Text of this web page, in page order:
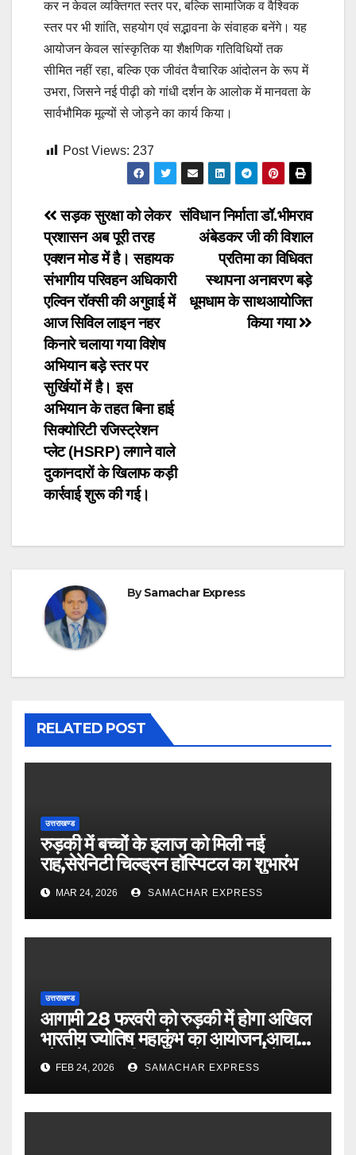
कर न केवल व्यक्तिगत स्तर पर, बल्कि सामाजिक व वैश्विक
स्तर पर भी शांति, सहयोग एवं सद्भावना के संवाहक बनेंगे। यह
आयोजन केवल सांस्कृतिक या शैक्षणिक गतिविधियों तक
सीमित नहीं रहा, बल्कि एक जीवंत वैचारिक आंदोलन के रूप में
उभरा, जिसने नई पीढ़ी को गांधी दर्शन के आलोक में मानवता के
सार्वभौमिक मूल्यों से जोड़ने का कार्य किया।
Post Views: 237
Post
navigation
संविधान निर्माता डॉ.भीमराव
अंबेडकर जी की विशाल
प्रतिमा का विधिवत
स्थापना अनावरण बड़े
धूमधाम के साथआयोजित
किया गया
सड़क सुरक्षा को लेकर
प्रशासन अब पूरी तरह
एक्शन मोड में है। सहायक
संभागीय परिवहन अधिकारी
एल्विन रॉक्सी की अगुवाई में
आज सिविल लाइन नहर
किनारे चलाया गया विशेष
अभियान बड़े स्तर पर
सुर्खियों में है। इस
अभियान के तहत बिना हाई
सिक्योरिटी रजिस्ट्रेशन
प्लेट (HSRP) लगाने वाले
दुकानदारों के खिलाफ कड़ी
कार्रवाई शुरू की गई।
BySamachar Express
RELATED POST
उत्तराखण्ड
रुड़की में बच्चों के इलाज को मिली नई
राह,सेरेनिटी चिल्ड्रन हॉस्पिटल का शुभारंभ
MAR 24, 2026 SAMACHAR EXPRESS
उत्तराखण्ड
आगामी 28 फरवरी को रुड़की में होगा अखिल
भारतीय ज्योतिष महाकुंभ का आयोजन,आचार्य
रमेश सेमवाल जी महाराज ने प्रेस वार्ता में दी
जानकारी
FEB 24, 2026 SAMACHAR EXPRESS